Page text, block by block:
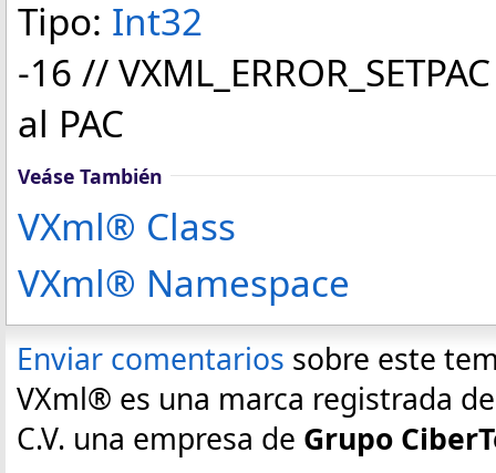
Tipo: Int32
-16 //
al PAC
Veáse También
VXml® Class
VXml® Namespace
Enviar comentarios sobre este
VXml® es una marca registrada
C.V. una empresa de Grupo